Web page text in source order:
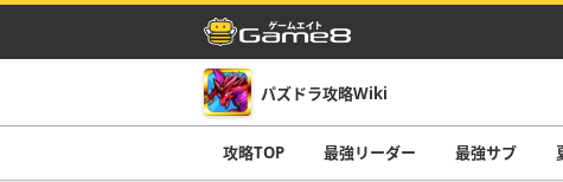
パズドラ攻略Wiki
攻略TOP 最強リーダー 最強サブ